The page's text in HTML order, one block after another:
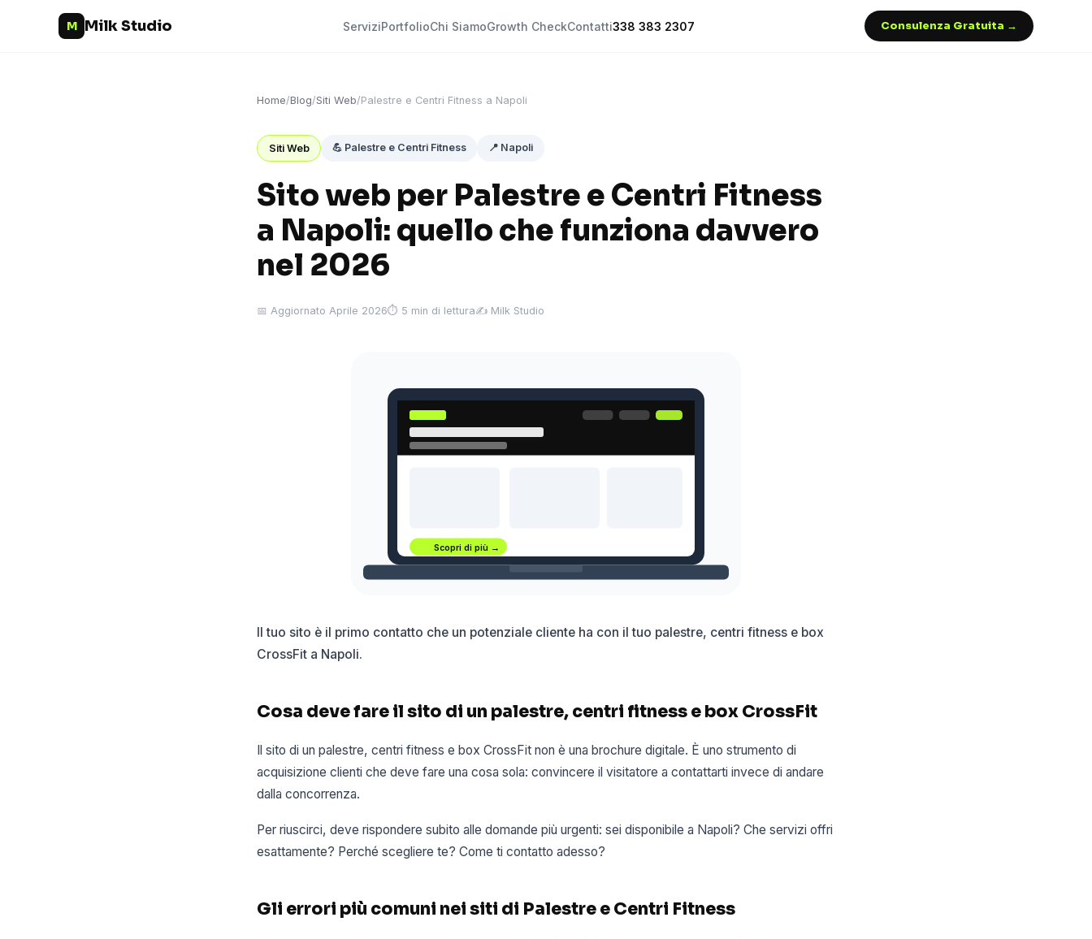
M Milk Studio ServiziPortfolioChi SiamoGrowth CheckContatti338 383 2307 Consulenza Gratuita →
Home/Blog/Siti Web/Palestre e Centri Fitness a Napoli
Siti Web 💪 Palestre e Centri Fitness 📍 Napoli
Sito web per Palestre e Centri Fitness
a Napoli: quello che funziona davvero
nel 2026
📅 Aggiornato Aprile 2026⏱ 5 min di lettura✍️ Milk Studio
Scopri di più →
Il tuo sito è il primo contatto che un potenziale cliente ha con il tuo palestre, centri fitness e box
CrossFit a Napoli.
Cosa deve fare il sito di un palestre, centri fitness e box CrossFit
Il sito di un palestre, centri fitness e box CrossFit non è una brochure digitale. È uno strumento di
acquisizione clienti che deve fare una cosa sola: convincere il visitatore a contattarti invece di andare
dalla concorrenza.
Per riuscirci, deve rispondere subito alle domande più urgenti: sei disponibile a Napoli? Che servizi offri
esattamente? Perché scegliere te? Come ti contatto adesso?
Gli errori più comuni nei siti di Palestre e Centri Fitness